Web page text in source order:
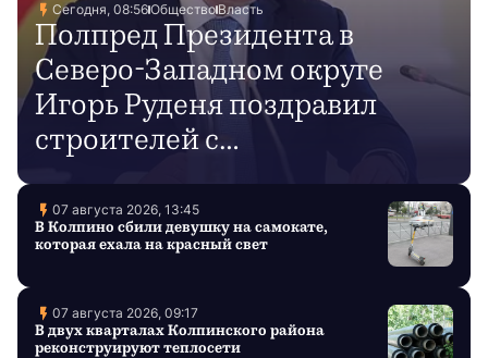
Сегодня, 08:56Общество Власть
Полпред Президента в
Северо-Западном округе
Игорь Руденя поздравил
строителей с
профессиональным
праздником
07 августа 2026, 13:45
В Колпино сбили девушку на самокате,
которая ехала на красный свет
07 августа 2026, 09:17
В двух кварталах Колпинского района
реконструируют теплосети